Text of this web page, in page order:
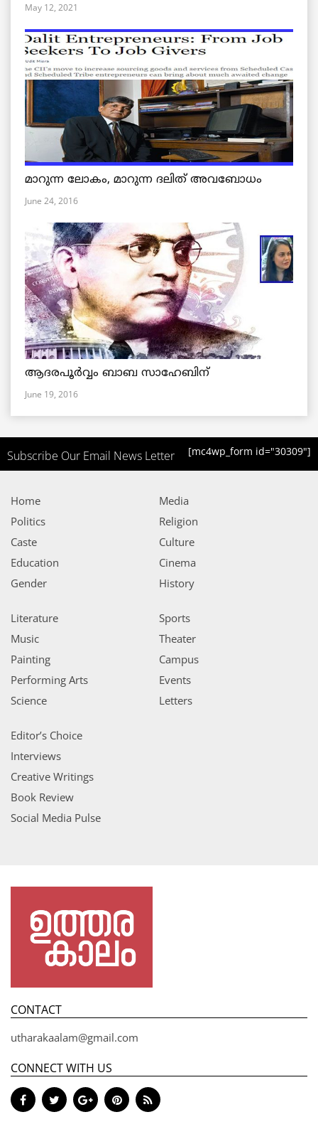
May 12, 2021
മാറുന്ന ലോകം, മാറുന്ന ദലിത് അവബോധം
June 24, 2016
ആദരപൂര്‍വ്വം ബാബ സാഹേബിന്
June 19, 2016
Subscribe Our Email News Letter [mc4wp_form id="30309"]
Home
Politics
Caste
Education
Gender
Media
Religion
Culture
Cinema
History
Literature
Music
Painting
Performing Arts
Science
Sports
Theater
Campus
Events
Letters
Editor’s Choice
Interviews
Creative Writings
Book Review
Social Media Pulse
CONTACT
utharakaalam@gmail.com
CONNECT WITH US